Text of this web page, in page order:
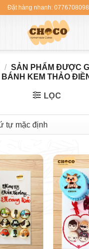
Đặt hàng nhanh: 0776708098
/ SẢN PHẨM ĐƯỢC
BÁNH KEM THẢO
LỌC